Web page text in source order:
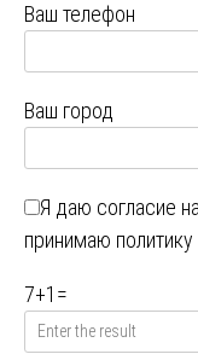
Ваш телефон
Ваш город
Я даю согласие
принимаю
7+1 =